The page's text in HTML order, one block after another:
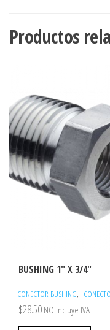
Productos
BUSHING 1″ X 3/4″
CONECTOR BUSHING,
$28.50 NO incluye IVA